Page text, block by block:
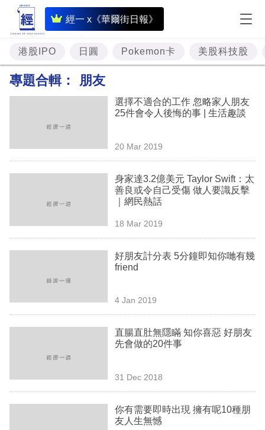
經一 x《華爾街日報》
即
時
財
經
資
樓
技
生
港股IPO 日圓 Pokemon卡 美股科技股
專題合輯： 朋友
選擇不適合的工作 忽略家人朋友
25件會令人後悔的事 | 生活趣談
20 Mar 2019
身家達3.2億美元 Taylor Swift：太
善良或令自己受傷 做人要識反擊
｜網民熱話
18 Mar 2019
好朋友計分表 5分鐘即知你哋有幾
friend
4 Jan 2019
直腸直肚無隱瞞 知你喜惡 好朋友
先會做的20件事
31 Dec 2018
你有需要即時出現 擁有呢10種朋
友人生無憾